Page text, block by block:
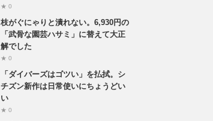
★ 0
枝がぐにゃりと潰れない。6,930円の
「武骨な園芸ハサミ」に替えて大正
解でした
★ 0
「ダイバーズはゴツい」を払拭。シ
チズン新作は日常使いにちょうどい
い
★ 0